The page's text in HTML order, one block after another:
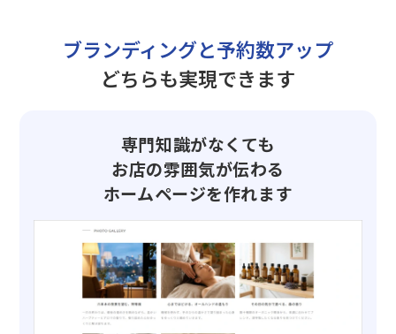
ブランディングと予約数アップ
どちらも実現できます
専門知識がなくても
お店の雰囲気が伝わる
ホームページを作れます